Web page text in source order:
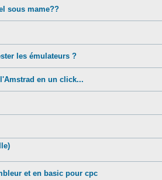
sous mame??
les émulateurs ?
en un click...
et en basic pour cpc